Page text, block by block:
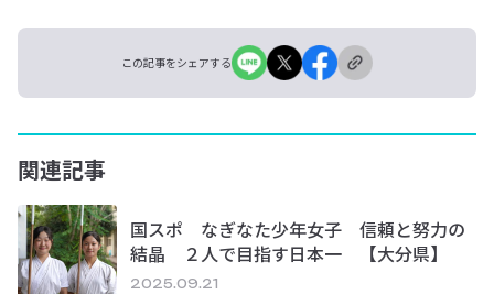
この記事をシェアする
関連記事
国スポ なぎなた少年女子 信頼と努力の
結晶 ２人で目指す日本一 【大分県】
2025.09.21